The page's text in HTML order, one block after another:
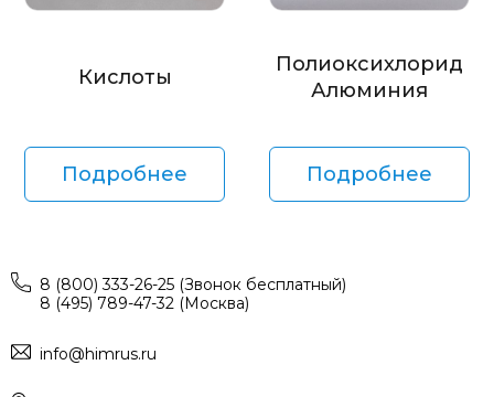
Кислоты
Подробнее
Полиоксихлорид
Алюминия
Подробнее
8 (800) 333-26-25 (Звонок бесплатный)
8 (495) 789-47-32 (Москва)
info@himrus.ru